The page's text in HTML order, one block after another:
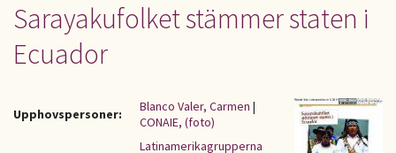
UPPHOVSRÄTT
KONTAKT
Sarayakufolket stämmer staten i
Ecuador
Upphovspersoner: Blanco Valer, Carmen |
CONAIE, (foto)
Latinamerikagrupperna